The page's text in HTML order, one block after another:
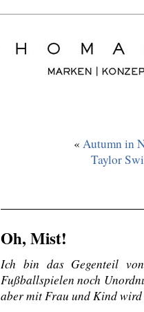
« Autumn in
Taylor
Oh, Mist!
Ich bin das Gegenteil
Fußballspielen noch
aber mit Frau und Kind wird